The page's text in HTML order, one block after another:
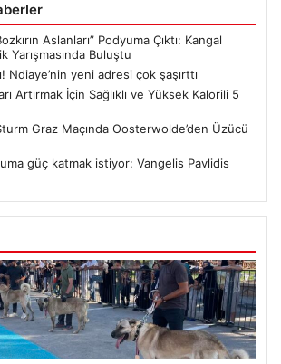
Aslanları” Podyuma Çıktı: Kangal
Yarışmasında Buluştu
Ndiaye’nin yeni adresi çok şaşırttı
Artırmak İçin Sağlıklı ve Yüksek Kalorili 5
Graz Maçında Oosterwolde’den Üzücü
güç katmak istiyor: Vangelis Pavlidis